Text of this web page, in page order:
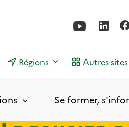
Rechercher
Régions Autres sites
Se former,